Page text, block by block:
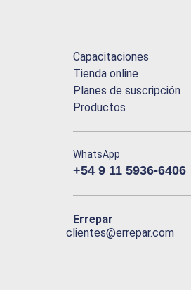
Capacitaciones
Tienda online
Planes de suscripción
Productos
WhatsApp
+54 9 11 5936-6406
Errepar
clientes@errepar.com